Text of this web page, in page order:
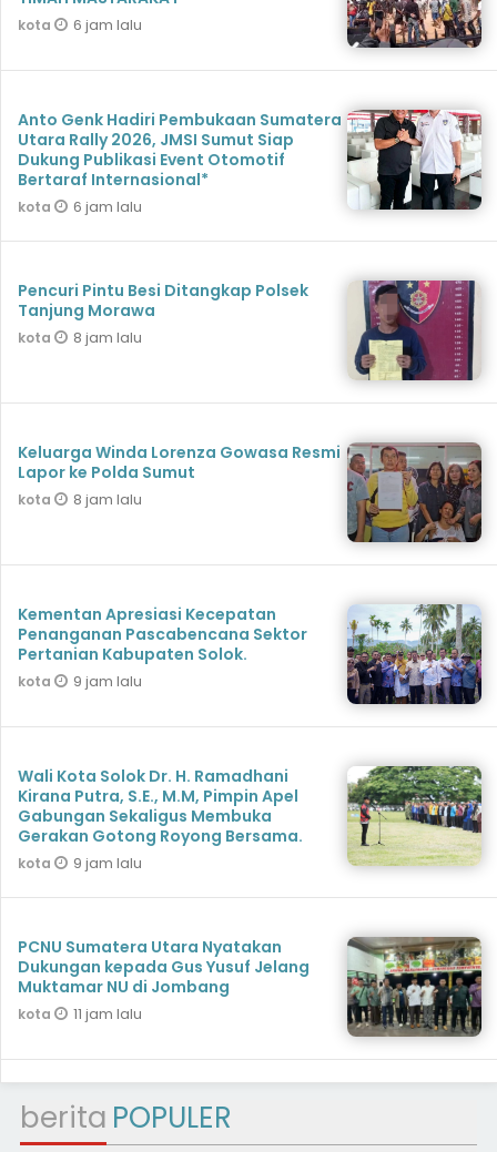
kota 6 jam lalu
Anto Genk Hadiri Pembukaan Sumatera
Utara Rally 2026, JMSI Sumut Siap
Dukung Publikasi Event Otomotif
Bertaraf Internasional*
kota 6 jam lalu
Pencuri Pintu Besi Ditangkap Polsek
Tanjung Morawa
kota 8 jam lalu
Keluarga Winda Lorenza Gowasa Resmi
Lapor ke Polda Sumut
kota 8 jam lalu
Kementan Apresiasi Kecepatan
Penanganan Pascabencana Sektor
Pertanian Kabupaten Solok.
kota 9 jam lalu
Wali Kota Solok Dr. H. Ramadhani
Kirana Putra, S.E., M.M, Pimpin Apel
Gabungan Sekaligus Membuka
Gerakan Gotong Royong Bersama.
kota 9 jam lalu
PCNU Sumatera Utara Nyatakan
Dukungan kepada Gus Yusuf Jelang
Muktamar NU di Jombang
kota 11 jam lalu
berita POPULER